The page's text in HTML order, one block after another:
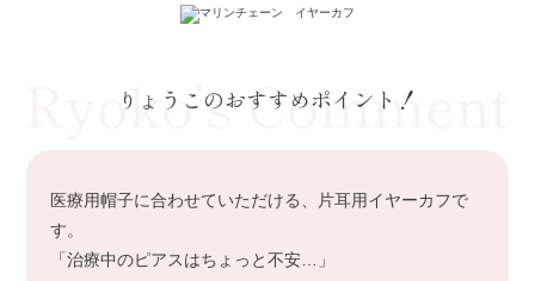
りょうこのおすすめポイント！
医療用帽子に合わせていただける、片耳用イヤーカフで
す。
「治療中のピアスはちょっと不安…」